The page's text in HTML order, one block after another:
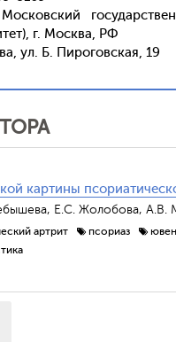
г. Москва, РФ
ул. Б. Пироговская, 19
картины
Е.С. Жолобова, А.В.
артрит псориаз